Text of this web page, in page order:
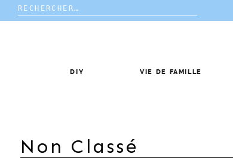
Rechercher :
DIY VIE DE FAMILLE
Non Classé